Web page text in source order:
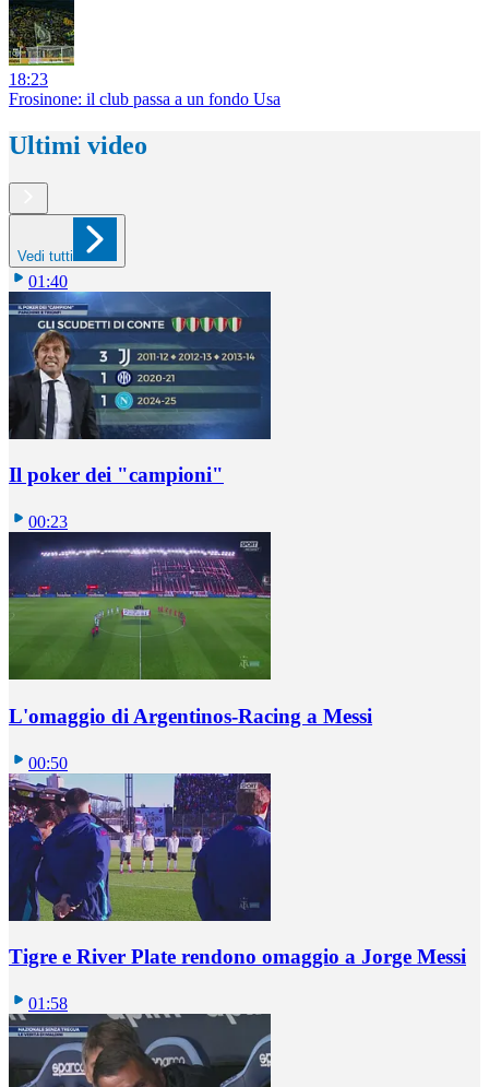
18:23
Frosinone: il club passa a un fondo Usa
Ultimi video
Vedi tutti
01:40
Il poker dei "campioni"
00:23
L'omaggio di Argentinos-Racing a Messi
00:50
Tigre e River Plate rendono omaggio a Jorge Messi
01:58